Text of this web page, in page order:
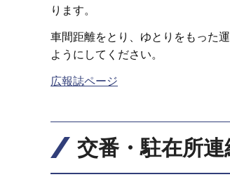
ります。
車間距離をとり、ゆとりをもった
ようにしてください。
広報誌ページ
交番・駐在所